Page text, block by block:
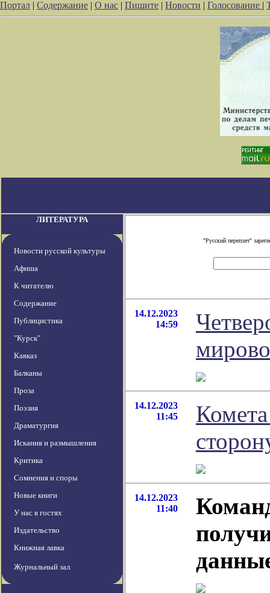
Портал | Содержание | О нас | Пишите | Новости | Голосование |
ЛИТЕРАТУРА
Новости русской культуры
Афиша
К читателю
Содержание
Публицистика
"Курск"
Кавказ
Балканы
Проза
Поэзия
Драматургия
Искания и размышления
Критика
Сомнения и споры
Новые книги
У нас в гостях
Издательство
Книжная лавка
Журнальный зал
"Русский переплет"
14.12.2023
14:59
14.12.2023
11:45
14.12.2023
11:40